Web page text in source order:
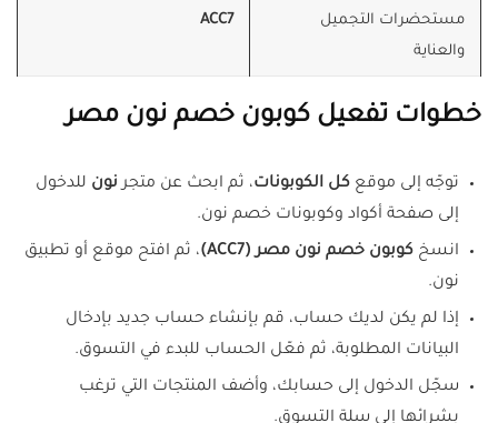
مستحضرات التجميل
والعناية
ACC7
خطوات تفعيل كوبون خصم نون مصر
توجّه إلى موقع كل الكوبونات، ثم ابحث عن متجرنون للدخول
إلى صفحة أكواد وكوبونات خصم نون.
انسخ كوبون خصم نون مصر (ACC7)
، ثم افتح موقع أو تطبيق
نون.
إذا لم يكن لديك حساب، قم بإنشاء حساب جديد بإدخال
البيانات المطلوبة، ثم فعّل الحساب للبدء في التسوق.
سجّل الدخول إلى حسابك، وأضف المنتجات التي ترغب
بشرائها إلى سلة التسوق.